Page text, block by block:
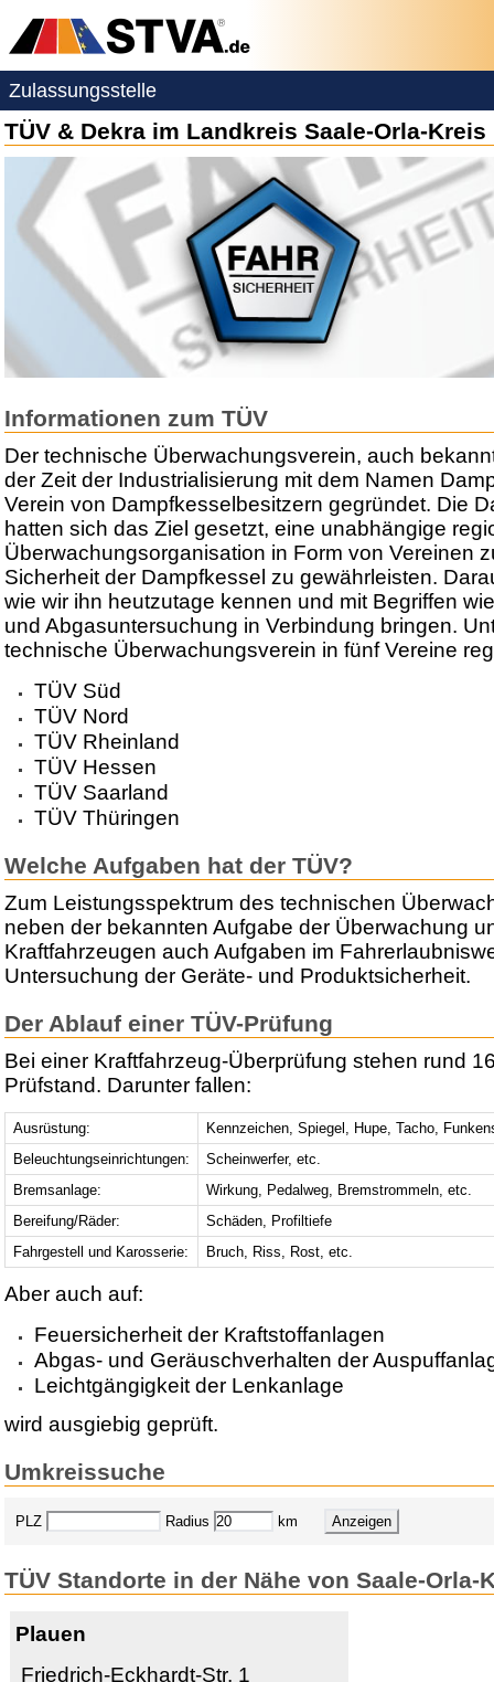
Zulassungsstelle
TÜV & Dekra im Landkreis Saale-Orla-Kreis
Informationen zum TÜV
Der technische Überwachungsverein, auch
der Zeit der Industrialisierung mit dem Namen
Verein von Dampfkesselbesitzern gegründet. Die
hatten sich das Ziel gesetzt, eine unabhängige
Überwachungsorganisation in Form von Vereinen
Sicherheit der Dampfkessel zu gewährleisten.
wie wir ihn heutzutage kennen und mit Begriffen
und Abgasuntersuchung in Verbindung bringen.
technische Überwachungsverein in fünf Vereine
TÜV Süd
TÜV Nord
TÜV Rheinland
TÜV Hessen
TÜV Saarland
TÜV Thüringen
Welche Aufgaben hat der TÜV?
Zum Leistungsspektrum des technischen
neben der bekannten Aufgabe der Überwachung
Kraftfahrzeugen auch Aufgaben im
Untersuchung der Geräte- und Produktsicherheit.
Der Ablauf einer TÜV-Prüfung
Bei einer Kraftfahrzeug-Überprüfung stehen rund
Prüfstand. Darunter fallen:
Ausrüstung:
Kennzeichen, Spiegel, Hupe, Tacho,
Beleuchtungseinrichtungen:
Scheinwerfer, etc.
Bremsanlage:
Wirkung, Pedalweg, Bremstrommeln, etc.
Bereifung/Räder:
Schäden, Profiltiefe
Fahrgestell und Karosserie:
Bruch, Riss, Rost, etc.
Aber auch auf:
Feuersicherheit der Kraftstoffanlagen
Abgas- und Geräuschverhalten der
Leichtgängigkeit der Lenkanlage
wird ausgiebig geprüft.
Umkreissuche
PLZ Radius km
TÜV Standorte in der Nähe von Saale-Orla-
Plauen
Friedrich-Eckhardt-Str. 1